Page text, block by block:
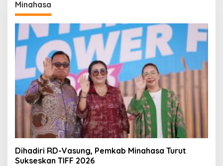
Minahasa
Dihadiri RD-Vasung, Pemkab Minahasa Turut
Sukseskan TIFF 2026